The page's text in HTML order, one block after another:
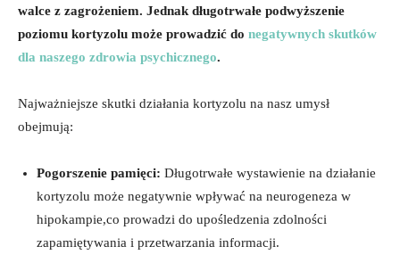
walce z zagrożeniem. Jednak długotrwałe podwyższenie
poziomu kortyzolu może prowadzić do negatywnych skutków
dla naszego zdrowia psychicznego.
Najważniejsze skutki działania kortyzolu na nasz umysł
obejmują:
Pogorszenie pamięci: Długotrwałe wystawienie na działanie
kortyzolu może negatywnie wpływać na neurogeneza w
hipokampie,co prowadzi do upośledzenia zdolności
zapamiętywania i przetwarzania informacji.